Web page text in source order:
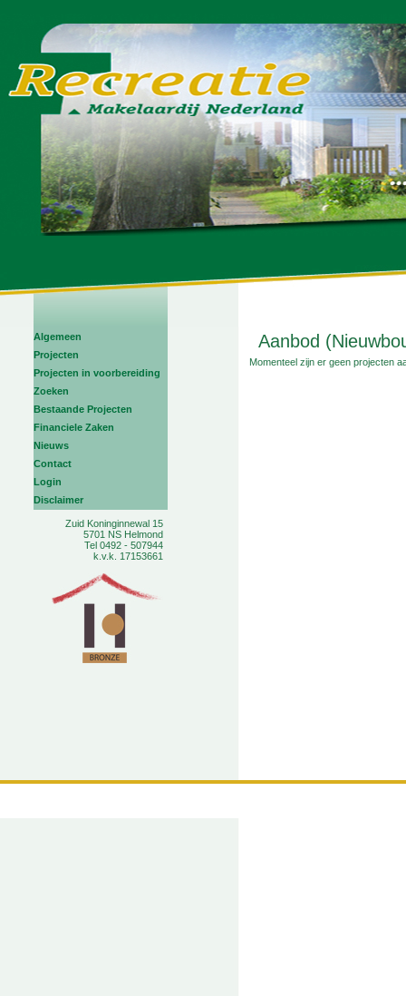
Algemeen
Projecten
Projecten in voorbereiding
Zoeken
Bestaande Projecten
Financiele Zaken
Nieuws
Contact
Login
Disclaimer
Zuid Koninginnewal 15
5701 NS Helmond
Tel 0492 - 507944
k.v.k. 17153661
Aanbod
Momenteel zijn er geen projecten